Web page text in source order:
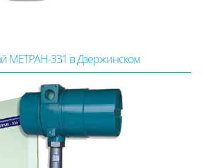
МЕТРАН-331 в Дзержинском